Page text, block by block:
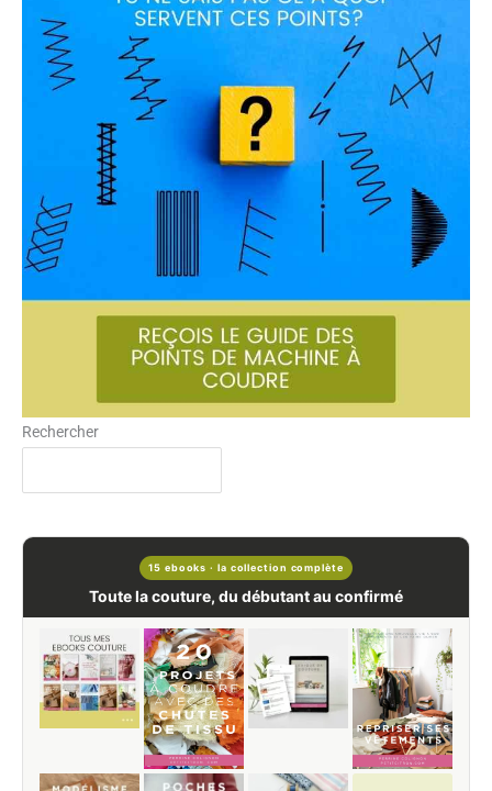
Rechercher
15 ebooks · la collection complète
Toute la couture, du débutant au confirmé